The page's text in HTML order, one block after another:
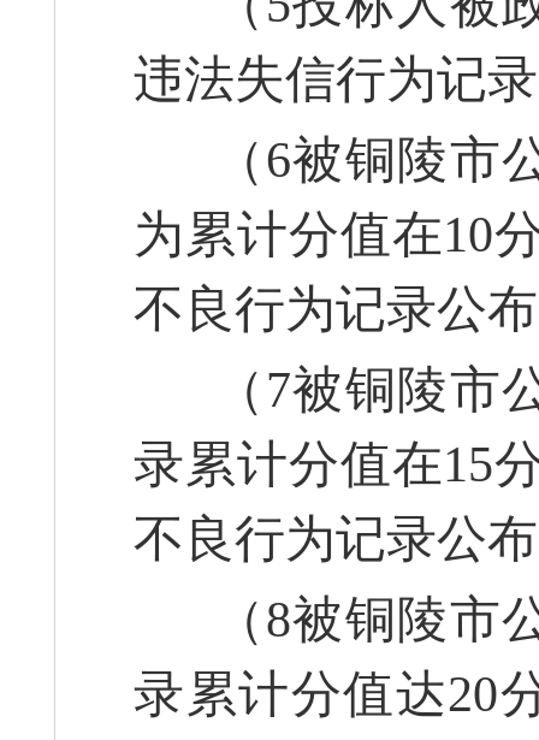
违法失信行为记
（6被铜陵市
为累计分值在10
不良行为记录公
（7被铜陵市
录累计分值在15
不良行为记录公
（8被铜陵市
录累计分值达20